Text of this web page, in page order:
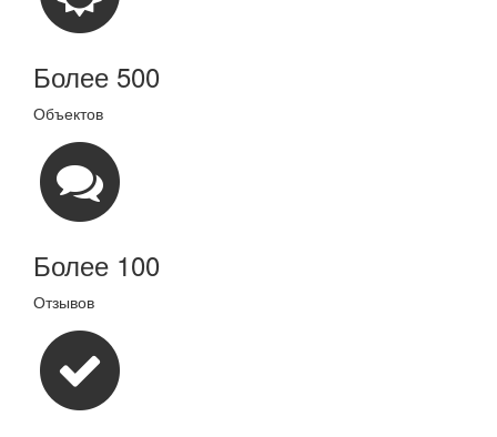
Более 500
Объектов
Более 100
Отзывов